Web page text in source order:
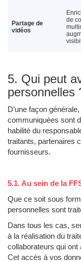
Partage de
vidéos
de
5. Qui peut
personnelles
D’une façon
communiquées sont
habilité du
traitants, partenaires
fournisseurs.
5.1. Au sein de la
Que ce soit sous
personnelles sont
Dans tous les cas,
à la réalisation du
collaborateurs qui ont
Cet accès à vos